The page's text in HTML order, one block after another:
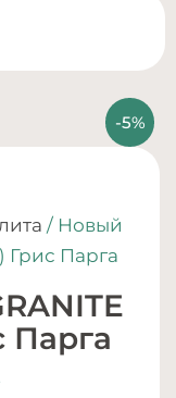
/ Новый
Грис Парга
Парга